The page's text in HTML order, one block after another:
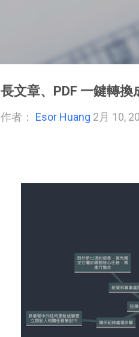
長文章、PDF 一鍵轉
作者： Esor Huang 2月 10,